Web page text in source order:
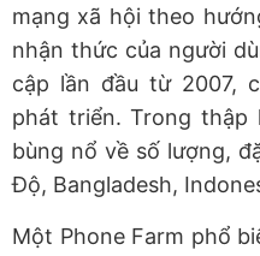
mạng xã hội theo
nhận thức của người
cập lần đầu từ 2007,
phát triển. Trong thập
bùng nổ về số lượng,
Độ, Bangladesh,
Một Phone Farm phổ